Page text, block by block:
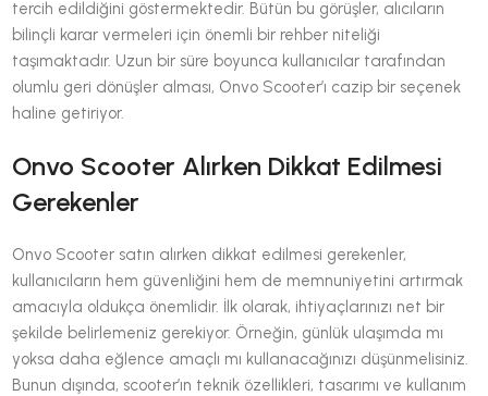
tercih edildiğini göstermektedir. Bütün bu görüşler, alıcıların
bilinçli karar vermeleri için önemli bir rehber niteliği
taşımaktadır. Uzun bir süre boyunca kullanıcılar tarafından
olumlu geri dönüşler alması, Onvo Scooter’ı cazip bir seçenek
haline getiriyor.
Onvo Scooter Alırken Dikkat Edilmesi
Gerekenler
Onvo Scooter satın alırken dikkat edilmesi gerekenler,
kullanıcıların hem güvenliğini hem de memnuniyetini artırmak
amacıyla oldukça önemlidir. İlk olarak, ihtiyaçlarınızı net bir
şekilde belirlemeniz gerekiyor. Örneğin, günlük ulaşımda mı
yoksa daha eğlence amaçlı mı kullanacağınızı düşünmelisiniz.
Bunun dışında, scooter’ın teknik özellikleri, tasarımı ve kullanım